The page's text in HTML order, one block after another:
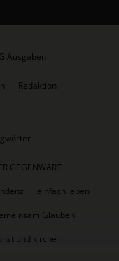
Ausgaben
Redaktion
GEGENWART
einfach leben
Glauben
und kirche